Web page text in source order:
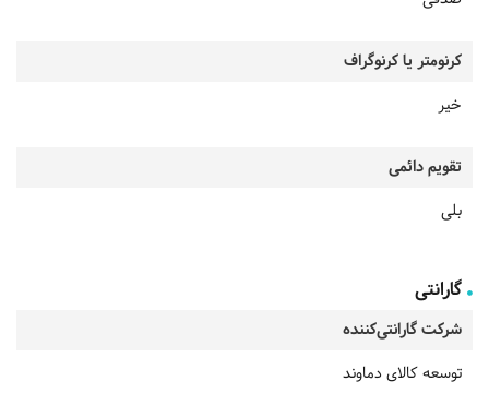
کرنومتر یا کرنوگراف
خیر
تقویم دائمی
بلی
گارانتی
شرکت گارانتی‌کننده
توسعه کالای دماوند